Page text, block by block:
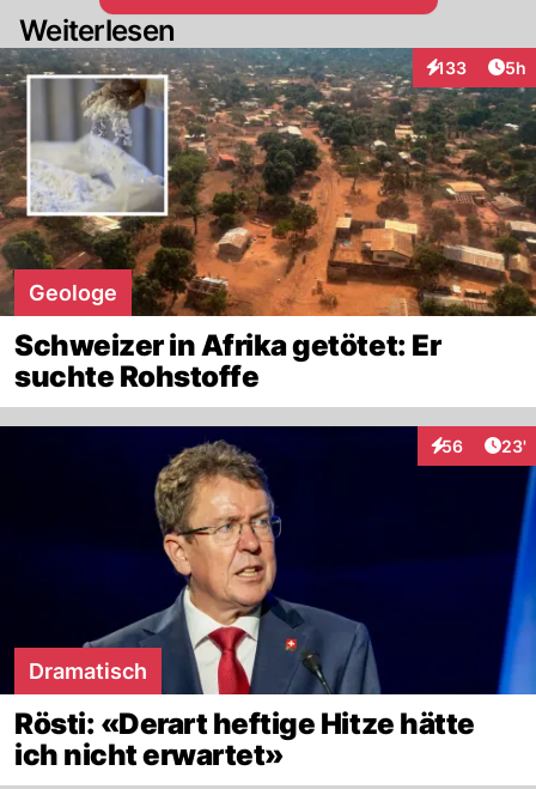
Weiterlesen
133
Interaktionen
5h
Geologe
Schweizer in Afrika getötet: Er
suchte Rohstoffe
56
Interaktionen
23'
Dramatisch
Rösti: «Derart heftige Hitze hätte
ich nicht erwartet»